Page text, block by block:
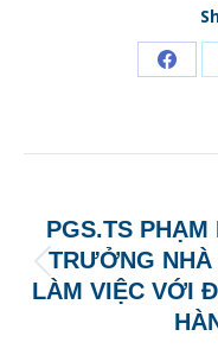
Share
PGS.TS
TRƯỞNG
LÀM VIỆC VỚI